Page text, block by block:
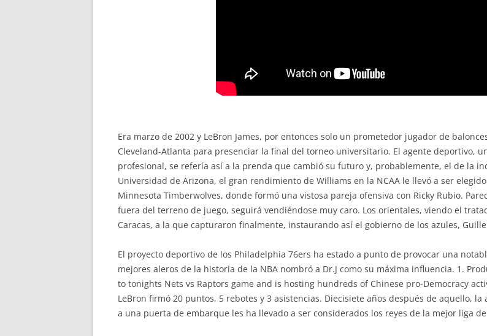
Era marzo de 2002 y LeBron James, por entonces solo un prometedor jugador de
Cleveland-Atlanta para presenciar la final del torneo universitario. El agente deportivo,
profesional, se refería así a la prenda que cambió su futuro y, probablemente, el de la
Universidad de Arizona, el gran rendimiento de Williams en la NCAA le llevó a ser
Minnesota Timberwolves, donde formó una vistosa pareja ofensiva con Ricky Rubio.
fuera del terreno de juego, seguirá vendiéndose muy caro. Los orientales, viendo el
Caracas, a la que capturaron finalmente, instaurando así el gobierno de los azules,
El proyecto deportivo de los Philadelphia 76ers ha estado a punto de provocar una
mejores aleros de la historia de la NBA nombró a Dr.J como su máxima influencia. 1.
to tonights Nets vs Raptors game and is hosting hundreds of Chinese pro-Democracy
LeBron firmó 20 puntos, 5 rebotes y 3 asistencias. Diecisiete años después de aquello,
a una puerta de embarque les ha llevado a ser considerados los reyes de la mejor liga